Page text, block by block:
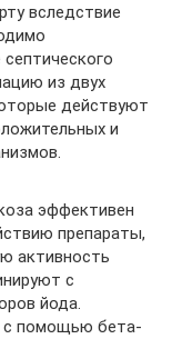
вследствие
из двух
действуют
и
эффективен
препараты,
активность
с
йода.
с помощью бета-